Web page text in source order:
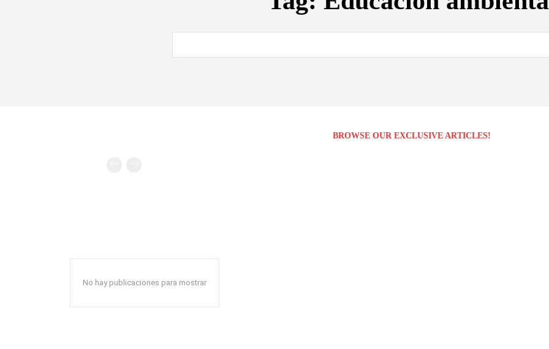
BROWSE OUR EXCLUSIVE ARTICLES!
No hay publicaciones para mostrar